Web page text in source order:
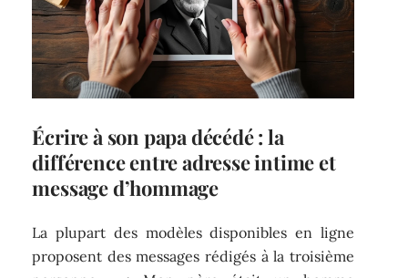
Écrire à son papa décédé : la
différence entre adresse intime et
message d’hommage
La plupart des modèles disponibles en ligne
proposent des messages rédigés à la troisième